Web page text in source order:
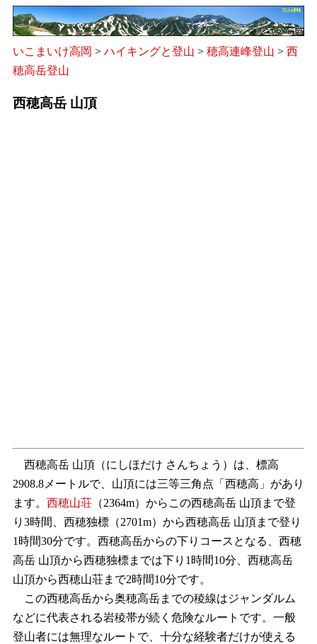
いこまいけ高岡 > ハイキングと登山 > 穂高連峰登山 > 西
穂高岳登山
西穂高岳 山頂
西穂高岳 山頂（にしほだけ さんちょう）は、標高
2908.8メートルで、山頂には三等三角点「西穂高」があり
ます。 西穂山荘 （2364m）からこの西穂高岳 山頂まで登
り3時間、西穂独標（2701m）から西穂高岳 山頂まで登り
1時間30分です。西穂高岳からの下りコースとなる、西穂
高岳 山頂から西穂独標までは下り1時間10分、西穂高岳
山頂から西穂山荘まで2時間10分です。
この西穂高岳から奥穂高岳までの稜線はジャンダルム
などに代表される岩稜帯が続く危険なルートです。一般
登山者には無理なルートで、十分な経験者だけが使える